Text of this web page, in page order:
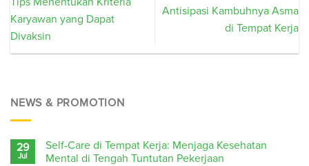
Karyawan yang Dapat
Divaksin
Antisipasi Kambuhnya Asma
di Tempat Kerja
NEWS & PROMOTION
29
Jul
Self-Care di Tempat Kerja: Menjaga Kesehatan
Mental di Tengah Tuntutan Pekerjaan